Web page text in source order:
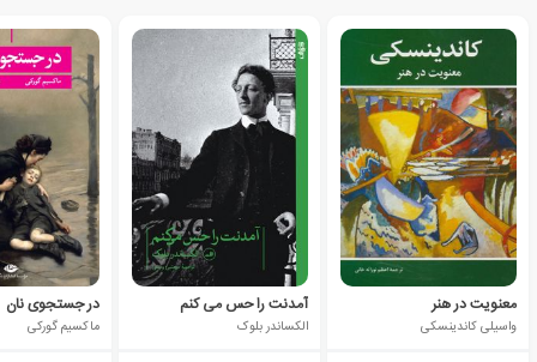
معنویت در هنر
واسیلی کاندینسکی
آمدنت را حس می کنم
الکساندر بلوک
در جستجوی نان
ماکسیم گورکی